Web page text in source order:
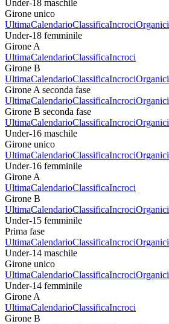
Under-18 maschile
Girone unico
UltimaCalendarioClassificaIncrociOrganici
Under-18 femminile
Girone A
UltimaCalendarioClassificaIncroci
Girone B
UltimaCalendarioClassificaIncrociOrganici
Girone A seconda fase
UltimaCalendarioClassificaIncrociOrganici
Girone B seconda fase
UltimaCalendarioClassificaIncrociOrganici
Under-16 maschile
Girone unico
UltimaCalendarioClassificaIncrociOrganici
Under-16 femminile
Girone A
UltimaCalendarioClassificaIncroci
Girone B
UltimaCalendarioClassificaIncrociOrganici
Under-15 femminile
Prima fase
UltimaCalendarioClassificaIncrociOrganici
Under-14 maschile
Girone unico
UltimaCalendarioClassificaIncrociOrganici
Under-14 femminile
Girone A
UltimaCalendarioClassificaIncroci
Girone B